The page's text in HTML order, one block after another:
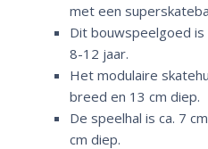
met een
Dit bouwspeelgoed
8-12 jaar.
Het modulaire
breed en 13 cm diep.
De speelhal is ca. 7
cm diep.